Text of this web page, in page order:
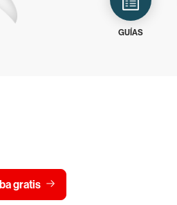
GUÍAS
gratis